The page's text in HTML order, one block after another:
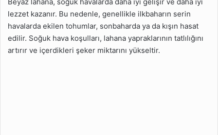
lezzet kazanır. Bu nedenle, genellikle ilkbaharın serin
havalarda ekilen tohumlar, sonbaharda ya da kışın hasat
edilir. Soğuk hava koşulları, lahana yapraklarının tatlılığını
artırır ve içerdikleri şeker miktarını yükseltir.